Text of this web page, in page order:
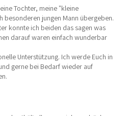
Tochter, meine "kleine
besonderen jungen Mann übergeben.
konnte ich beiden das sagen was
darauf waren einfach wunderbar
Unterstützung. Ich werde Euch in
gerne bei Bedarf wieder auf